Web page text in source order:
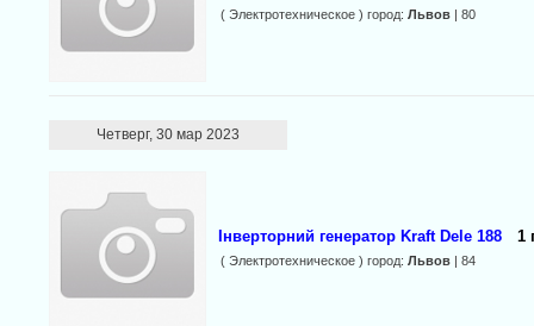
( Электротехническое ) город: Львов| 80
Четверг, 30 мар 2023
Інверторний генератор Kraft Dele 188 1
( Электротехническое ) город: Львов| 84